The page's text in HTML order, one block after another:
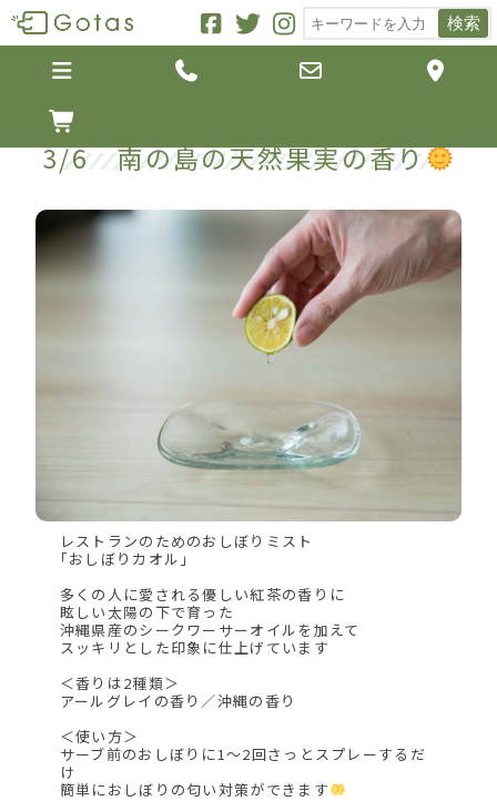
検索
   

3/6 南の島の天然果実の香り
レストランのためのおしぼりミスト
｢おしぼりカオル」
多くの人に愛される優しい紅茶の香りに
眩しい太陽の下で育った
沖縄県産のシークワーサーオイルを加えて
スッキリとした印象に仕上げています
＜香りは2種類＞
アールグレイの香り／沖縄の香り
＜使い方＞
サーブ前のおしぼりに1〜2回さっとスプレーするだ
け
簡単におしぼりの匂い対策ができます